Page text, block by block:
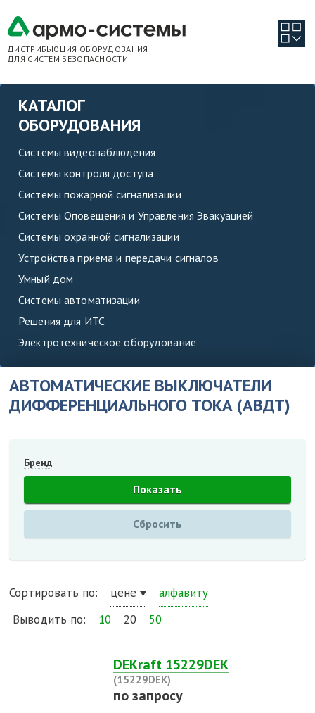
ДИСТРИБЬЮЦИЯ ОБОРУДОВАНИЯ
ДЛЯ СИСТЕМ БЕЗОПАСНОСТИ
КАТАЛОГ
ОБОРУДОВАНИЯ
Системы видеонаблюдения
Системы контроля доступа
Системы пожарной сигнализации
Системы Оповещения и Управления Эвакуацией
Системы охранной сигнализации
Устройства приема и передачи сигналов
Умный дом
Системы автоматизации
Решения для ИТС
Электротехническое оборудование
АВТОМАТИЧЕСКИЕ ВЫКЛЮЧАТЕЛИ
ДИФФЕРЕНЦИАЛЬНОГО ТОКА (АВДТ)
Бренд
Сортировать по: цене
алфавиту
Выводить по:
10 20 50
DEKraft 15229DEK
(15229DEK)
по запросу